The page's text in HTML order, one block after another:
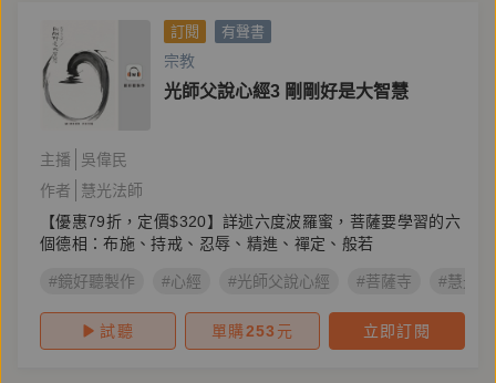
訂閱 有聲書
宗教
光師父說心經3 剛剛好是大智慧
主播
吳偉民
作者
慧光法師
【優惠79折，定價$320】詳述六度波羅蜜，菩薩要學習的六
個德相：布施、持戒、忍辱、精進、禪定、般若
#鏡好聽製作 #心經 #光師父說心經 #菩薩寺 #慧光
試聽 單購253 元 立即訂閱